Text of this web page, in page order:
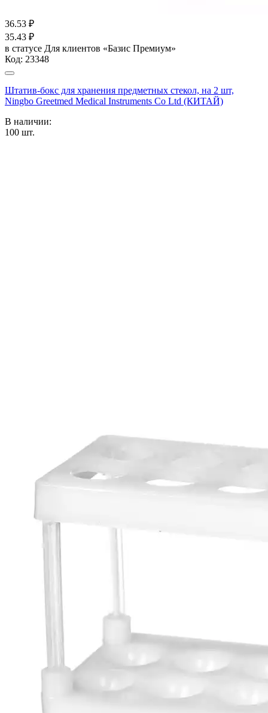
36.53 ₽
35.43 ₽
в статусе Для клиентов «Базис Премиум»
Код: 23348
Штатив-бокс для хранения предметных стекол, на 2 шт,
Ningbo Greetmed Medical Instruments Co Ltd (КИТАЙ)
В наличии:
100 шт.